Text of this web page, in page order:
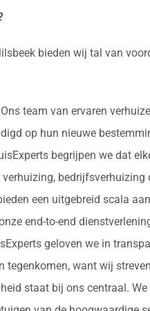
bieden wij tal van
team van ervaren
op hun nieuwe
begrijpen we dat
een uitgebreid scala
end-to-end
geloven we in
tegenkomen, want wij
staat bij ons centraal.